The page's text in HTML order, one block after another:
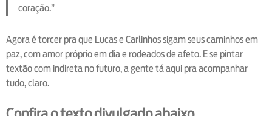
coração.”
Agora é torcer pra que Lucas e Carlinhos sigam seus caminhos em
paz, com amor próprio em dia e rodeados de afeto. E se pintar
textão com indireta no futuro, a gente tá aqui pra acompanhar
tudo, claro.